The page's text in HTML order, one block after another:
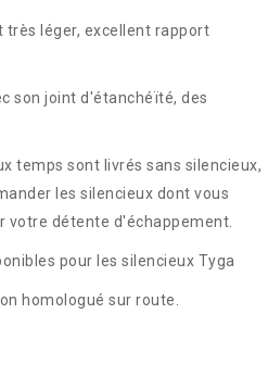
très léger, excellent rapport
son joint d'étanchéïté, des
temps sont livrés sans silencieux,
les silencieux dont vous
votre détente d'échappement.
pour les silencieux Tyga
homologué sur route.